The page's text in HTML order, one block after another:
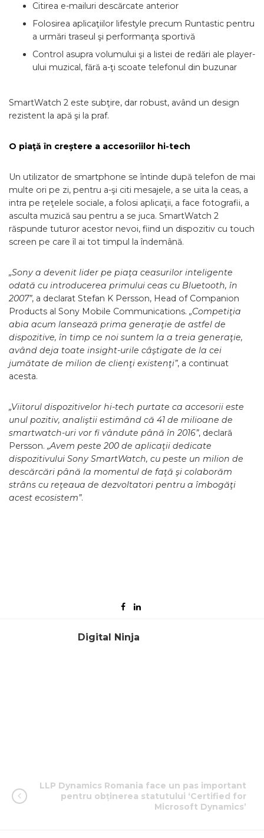
Citirea e-mailuri descărcate anterior
Folosirea aplicaţiilor lifestyle precum Runtastic pentru
a urmări traseul şi performanţa sportivă
Control asupra volumului şi a listei de redări ale player-
ului muzical, fără a-ţi scoate telefonul din buzunar
SmartWatch 2 este subţire, dar robust, având un design
rezistent la apă şi la praf.
O piaţă în creştere a accesoriilor hi-tech
Un utilizator de smartphone se întinde după telefon de mai
multe ori pe zi, pentru a-şi citi mesajele, a se uita la ceas, a
intra pe reţelele sociale, a folosi aplicaţii, a face fotografii, a
asculta muzică sau pentru a se juca. SmartWatch 2
răspunde tuturor acestor nevoi, fiind un dispozitiv cu touch
screen pe care îl ai tot timpul la îndemână.
„Sony a devenit lider pe piaţa ceasurilor inteligente
odată cu introducerea primului ceas cu Bluetooth, în
2007”, a declarat Stefan K Persson, Head of Companion
Products al Sony Mobile Communications. „Competiţia
abia acum lansează prima generaţie de astfel de
dispozitive, în timp ce noi suntem la a treia generaţie,
având deja toate insight-urile câştigate de la cei
jumătate de milion de clienţi existenţi”, a continuat
acesta.
„Viitorul dispozitivelor hi-tech purtate ca accesorii este
unul pozitiv, analiştii estimând că 41 de milioane de
smartwatch-uri vor fi vândute până în 2016”, declară
Persson. „Avem peste 200 de aplicaţii dedicate
dispozitivului Sony SmartWatch, cu peste un milion de
descărcări până la momentul de faţă şi colaborăm
strâns cu reţeaua de dezvoltatori pentru a îmbogăţi
acest ecosistem”.
Digital Ninja
LLP Dynamics Romania face un pas important
pentru obținerea statutului ‘Certified for
Microsoft Dynamics’